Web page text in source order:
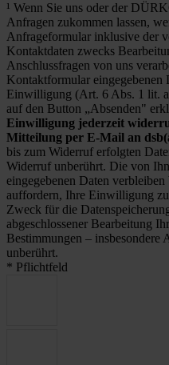
¹ Wenn Sie uns oder der
Anfragen zukommen lassen,
Anfrageformular inklusive der
Kontaktdaten zwecks
Anschlussfragen von uns
Kontaktformular
Einwilligung (Art. 6 Abs. 1 lit.
auf den Button „Absenden"
Einwilligung jederzeit
Mitteilung per E-Mail an
bis zum Widerruf erfolgten
Widerruf unberührt. Die von
eingegebenen Daten
auffordern, Ihre Einwilligung
Zweck für die
abgeschlossener Bearbeitung
Bestimmungen – insbesondere
unberührt.
* Pflichtfeld